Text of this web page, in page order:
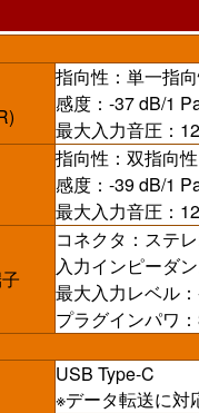
指向性：単一指
感度：-37 dB/1
最大入力音圧：
指向性：双指向性
感度：-39 dB/1
最大入力音圧：
コネクタ：ステ
入力インピーダ
最大入力レベル
プラグインパワ
USB Type-C
※データ転送に対